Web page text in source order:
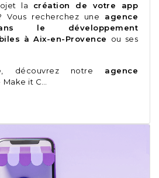
la création de votre app
Vous recherchez une agence
le développement
à Aix-en-Provence ou ses
découvrez notre agence
Make it C…